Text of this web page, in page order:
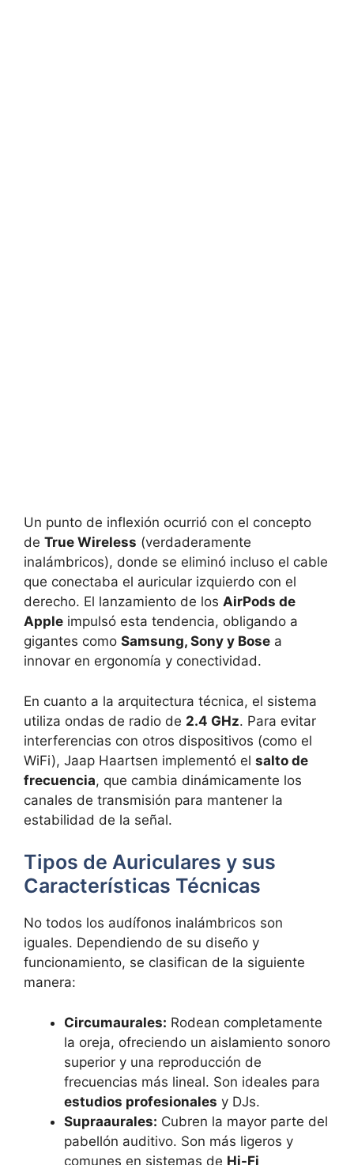
Un punto de inflexión ocurrió con el concepto
de True Wireless (verdaderamente
inalámbricos), donde se eliminó incluso el cable
que conectaba el auricular izquierdo con el
derecho. El lanzamiento de los AirPods de
Apple impulsó esta tendencia, obligando a
gigantes como Samsung, Sony y Bose a
innovar en ergonomía y conectividad.
En cuanto a la arquitectura técnica, el sistema
utiliza ondas de radio de 2.4 GHz. Para evitar
interferencias con otros dispositivos (como el
WiFi), Jaap Haartsen implementó el salto de
frecuencia, que cambia dinámicamente los
canales de transmisión para mantener la
estabilidad de la señal.
Tipos de Auriculares y sus
Características Técnicas
No todos los audífonos inalámbricos son
iguales. Dependiendo de su diseño y
funcionamiento, se clasifican de la siguiente
manera:
Circumaurales: Rodean completamente
la oreja, ofreciendo un aislamiento sonoro
superior y una reproducción de
frecuencias más lineal. Son ideales para
estudios profesionales y DJs.
Supraaurales: Cubren la mayor parte del
pabellón auditivo. Son más ligeros y
comunes en sistemas de Hi-Fi